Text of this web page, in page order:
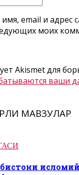
email и адрес
моих
Akismet для
ваши
МАВЗУЛАР